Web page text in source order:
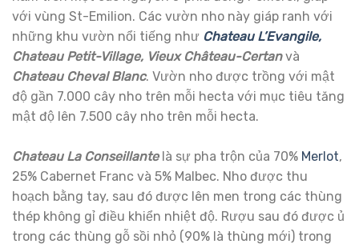
với vùng St-Emilion. Các vườn nho này giáp ranh với
những khu vườn nổi tiếng như Chateau L’Evangile,
Chateau Petit-Village, Vieux Château-Certanvà
Chateau Cheval Blanc. Vườn nho được trồng với mật
độ gần 7.000 cây nho trên mỗi hecta với mục tiêu tăng
mật độ lên 7.500 cây nho trên mỗi hecta.
Chateau La Conseillantelà sự pha trộn của 70% Merlot,
25% Cabernet Franc và 5% Malbec. Nho được thu
hoạch bằng tay, sau đó được lên men trong các thùng
thép không gỉ điều khiển nhiệt độ. Rượu sau đó được ủ
trong các thùng gỗ sồi nhỏ (90% là thùng mới) trong